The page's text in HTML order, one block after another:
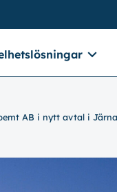
AB i nytt avtal i Järna